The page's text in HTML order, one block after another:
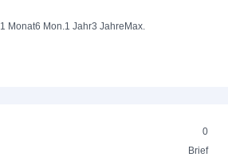
1 Monat6 Mon.1 Jahr3 Jahre Max.
0
Brief